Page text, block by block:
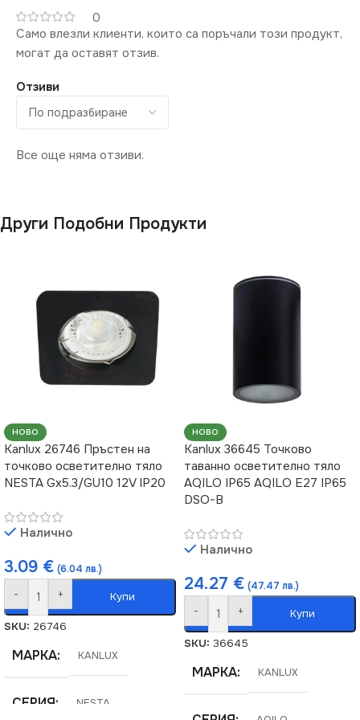
0
Отзиви
Все още няма отзиви.
Само влезли клиенти, които са поръчали този продукт,
могат да оставят отзив.
Други Подобни Продукти
НОВО
Kanlux 26746 Пръстен на
точково осветително тяло
NESTA Gx5.3/GU10 12V IP20
Налично
3.09 € (6.04 лв.)
- + Купи
SKU: 26746
МАРКА KANLUX
СЕРИЯ NESTA
НОВО
Kanlux 36645 Точково
таванно осветително тяло
AQILO IP65 AQILO E27 IP65
DSO-B
Налично
24.27 € (47.47 лв.)
- + Купи
SKU: 36645
МАРКА KANLUX